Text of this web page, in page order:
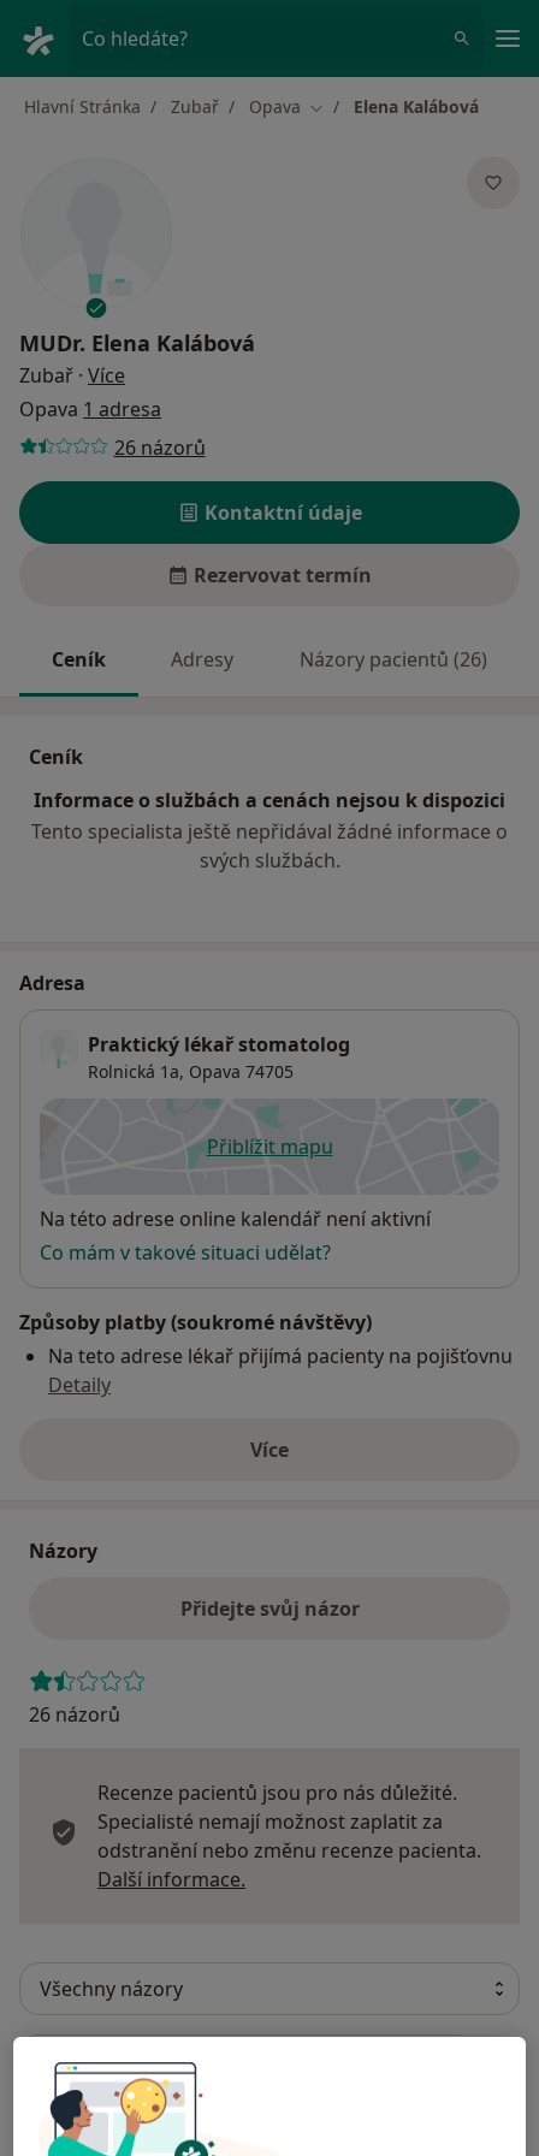
Co hledáte?
Hlavní Stránka Zubař Opava Změna města
Elena Kalábová
MUDr. Elena Kalábová
Zubař · Více
Opava 1 adresa
26 názorů
Kontaktní údaje
Rezervovat termín
Ceník Adresy Názory pacientů (26)
Ceník
Informace o službách a cenách nejsou k dispozici
Tento specialista ještě nepřidával žádné informace o
svých službách.
Adresa
Praktický lékař stomatolog
Rolnická 1a, Opava 74705
Přiblížit mapuse otevře v nové záložce
Dostupnost
Na této adrese online kalendář není aktivní
Co mám v takové situaci udělat?
Způsoby platby (soukromé návštěvy)
Na teto adrese lékař přijímá pacienty na pojišťovnu
Detaily
Víceo adrese
Názory
Přidejte svůj názor
26 názorů
Recenze pacientů jsou pro nás důležité.
Specialisté nemají možnost zaplatit za
odstranění nebo změnu recenze pacienta.
Další informace.